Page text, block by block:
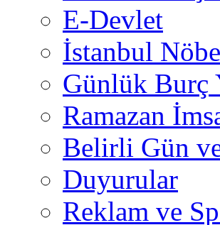
E-Devlet
İstanbul
Günlük Burç
Ramazan
Belirli Gün
Duyurular
Reklam ve